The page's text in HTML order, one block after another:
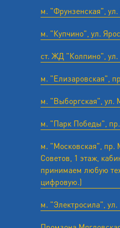
м. "Фрунзенская",
м. "Купчино", ул.
ст. ЖД "Колпино", ул.
м. "Елизаровская",
м. "Выборгская", ул.
м. "Парк Победы",
м. "Московская", пр.
Советов, 1 этаж,
принимаем любую
цифровую.)
м. "Электросила",